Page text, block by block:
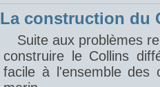
La construction du
Suite aux problèmes
construire le Collins
facile à l'ensemble des